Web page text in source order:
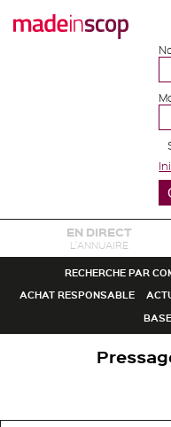
EN DIRECT
L'ANNUAIRE
RECHERCHE PAR
ACHAT RESPONSABLE